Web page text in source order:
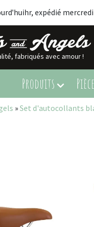
expédié
fabriqués avec amour !
Produits
expédié mercredi!
»Set d'autocollants